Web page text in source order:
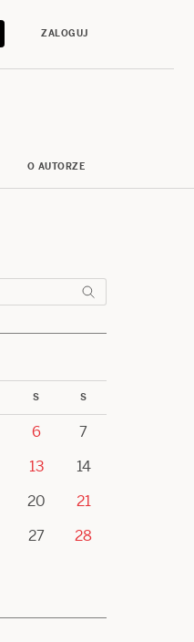
ZALOGUJ
O AUTORZE
S S
6
7
13
14
20
21
27
28